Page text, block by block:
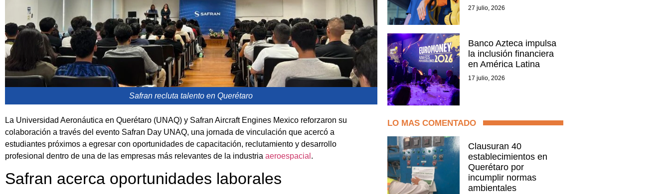
Safran recluta talento en Querétaro
La Universidad Aeronáutica en Querétaro (UNAQ) y Safran Aircraft Engines Mexico reforzaron su
colaboración a través del evento Safran Day UNAQ, una jornada de vinculación que acercó a
estudiantes próximos a egresar con oportunidades de capacitación, reclutamiento y desarrollo
profesional dentro de una de las empresas más relevantes de la industria aeroespacial .
Safran acerca oportunidades laborales
27 julio, 2026
Banco Azteca impulsa
la inclusión financiera
en América Latina
17 julio, 2026
LO MAS COMENTADO
Clausuran 40
establecimientos en
Querétaro por
incumplir normas
ambientales